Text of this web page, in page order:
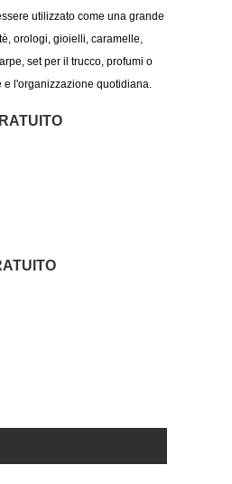
utilizzato come una grande
orologi, gioielli, caramelle,
set per il trucco, profumi o
l'organizzazione quotidiana.